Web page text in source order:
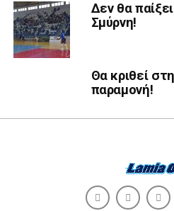
Δεν θα
Σμύρνη!
Θα κριθεί
παραμονή!